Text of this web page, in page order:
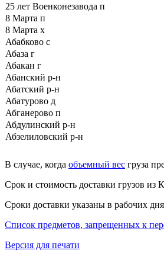
25 лет Военконезавода п
8 Марта п
8 Марта х
Абабково с
Абаза г
Абакан г
Абанский р-н
Абатский р-н
Абатурово д
Абганерово п
Абдулинский р-н
Абзелиловский р-н
Абрамиха (Смольковский с/
с) д
Абросиха (Кумохинский с/
Авдеево (Кумохинский с/с)
Авиация х
Авилов х
Агаповский р-н
В случае, когда объемный вес груза
Срок и стоимость доставки грузов из
Сроки доставки указаны в рабочих
Список предметов, запрещенных к
Версия для печати